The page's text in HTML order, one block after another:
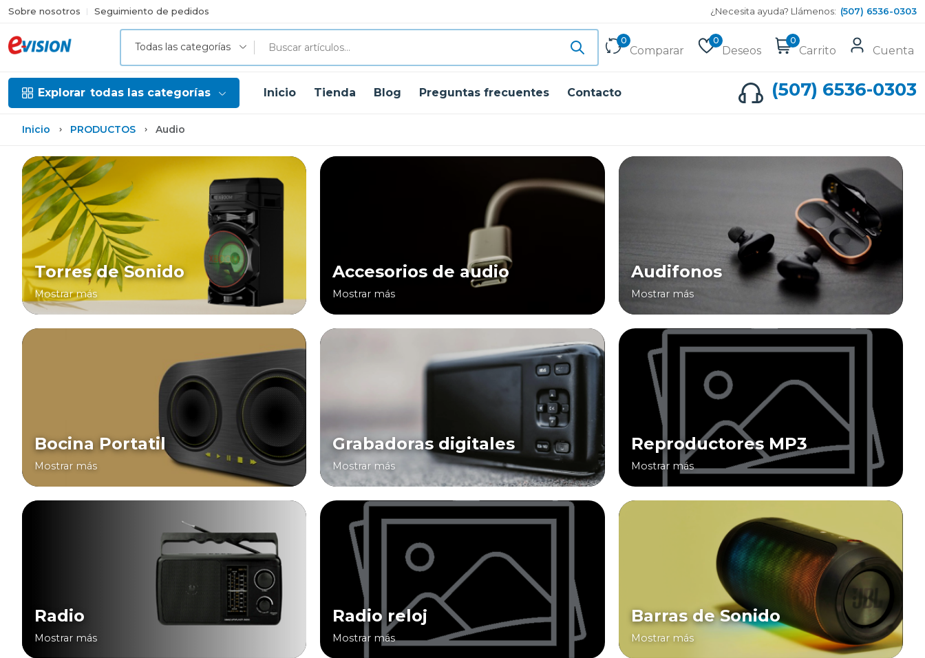
Sobre nosotros Seguimiento de pedidos ¿Necesita ayuda? Llámenos: (507) 6536-0303
Todas las categorías
0
Comparar
0
Deseos
0
Carrito Cuenta
Explorar todas las categorías Inicio Tienda Blog Preguntas frecuentes Contacto (507) 6536-0303
Inicio PRODUCTOS Audio
Torres de Sonido
Mostrar más
Accesorios de audio
Mostrar más
Audifonos
Mostrar más
Bocina Portatil
Mostrar más
Grabadoras digitales
Mostrar más
Reproductores MP3
Mostrar más
Radio
Mostrar más
Radio reloj
Mostrar más
Barras de Sonido
Mostrar más